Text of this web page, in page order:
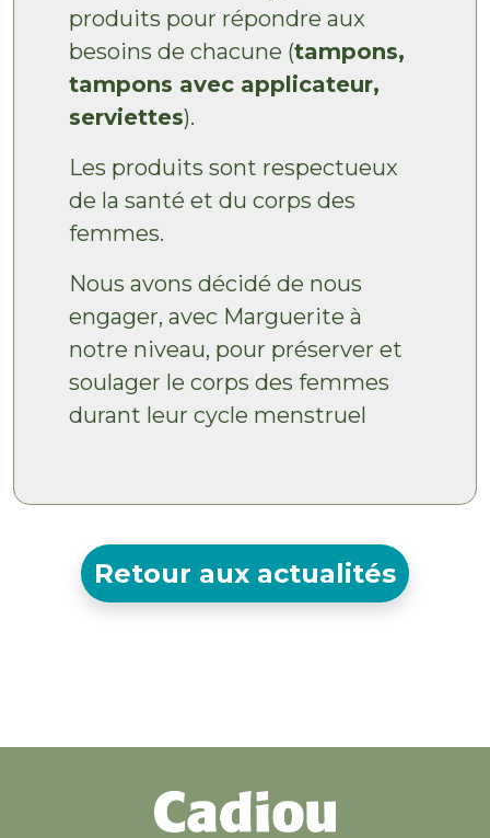
produits pour répondre aux
besoins de chacune (tampons,
tampons avec applicateur,
serviettes).
Les produits sont respectueux
de la santé et du corps des
femmes.
Nous avons décidé de nous
engager, avec Marguerite à
notre niveau, pour préserver et
soulager le corps des femmes
durant leur cycle menstruel
Retour aux actualités